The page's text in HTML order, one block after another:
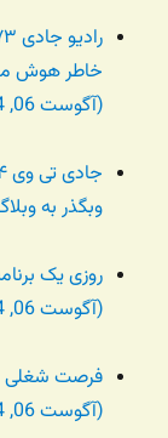
خاطر هوش
(آگوست 06, 2024)
وبگذر به وبلاگ
روزی یک
(آگوست 06, 2014)
فرصت شغلی
(آگوست 06, 2014)